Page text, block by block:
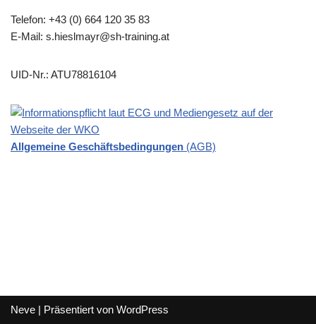
Telefon: +43 (0) 664 120 35 83
E-Mail: s.hieslmayr@sh-training.at
UID-Nr.: ATU78816104
Allgemeine Geschäftsbedingungen (AGB)
Neve | Präsentiert von WordPress